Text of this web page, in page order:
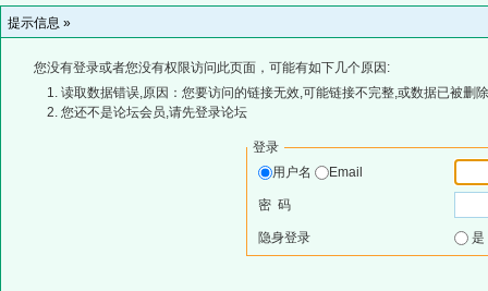
提示信息 »
您没有登录或者您没有权限访问此页面，可能有如下几个原因:
读取数据错误,原因：您要访问的链接无效,可能链接不完整,或数据已被删
您还不是论坛会员,请先登录论坛
登录
用户名
Email
密 码
隐身登录